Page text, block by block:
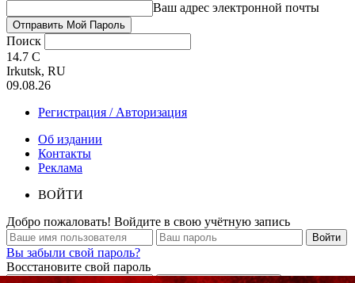
Ваш адрес электронной почты
Поиск
14.7 C
Irkutsk, RU
09.08.26
Регистрация / Авторизация
Об издании
Контакты
Реклама
ВОЙТИ
Добро пожаловать! Войдите в свою учётную запись
Вы забыли свой пароль?
Восстановите свой пароль